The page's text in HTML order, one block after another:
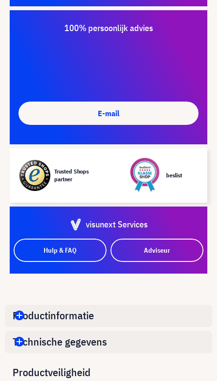
100% persoonlijk advies
E-mail
Trusted Shops
partner
beslist
visunext Services
Hulp & FAQ Adviseur
Productinformatie
Technische gegevens
Productveiligheid